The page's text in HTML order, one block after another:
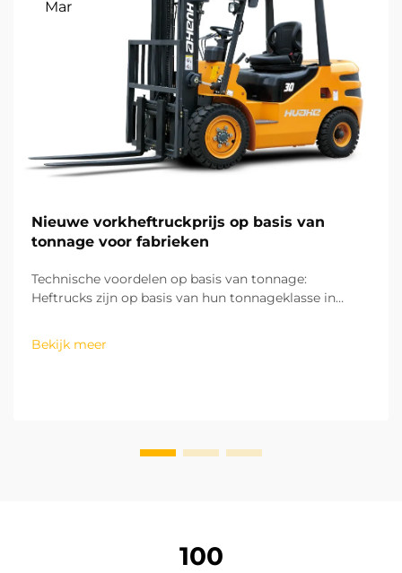
Mar
Nieuwe vorkheftruckprijs op basis van
tonnage voor fabrieken
Technische voordelen op basis van tonnage:
Heftrucks zijn op basis van hun tonnageklasse in
onderverdeeld, en elke categorie heeft een eigen
specifiek ontwerp dat is afgestemd op de
Bekijk meer
100